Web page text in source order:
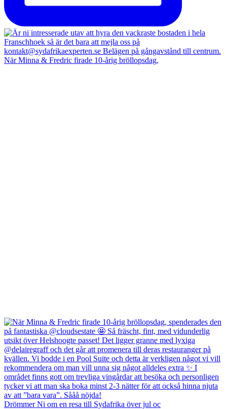
När Minna & Fredric firade 10-årig bröllopsdag,
Drömmer Ni om en resa till Sydafrika över jul oc